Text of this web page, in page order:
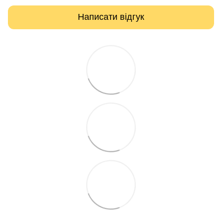
Написати відгук